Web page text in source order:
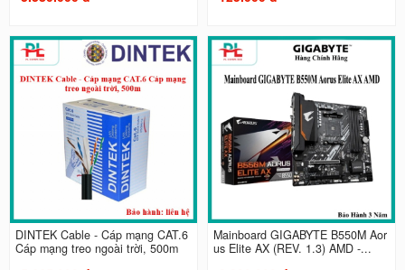
DINTEK Cable - Cáp mạng CAT.6
Cáp mạng treo ngoài trời, 500m
Mainboard GIGABYTE B550M Aor
us Elite AX (REV. 1.3) AMD -...